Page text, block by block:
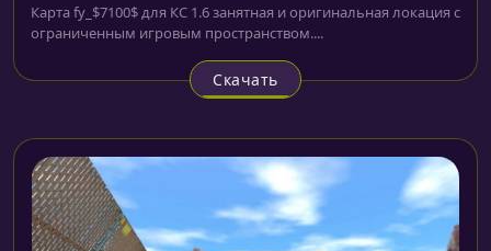
Карта fy_$7100$ для КС 1.6 занятная и оригинальная локация с
ограниченным игровым пространством....
Скачать